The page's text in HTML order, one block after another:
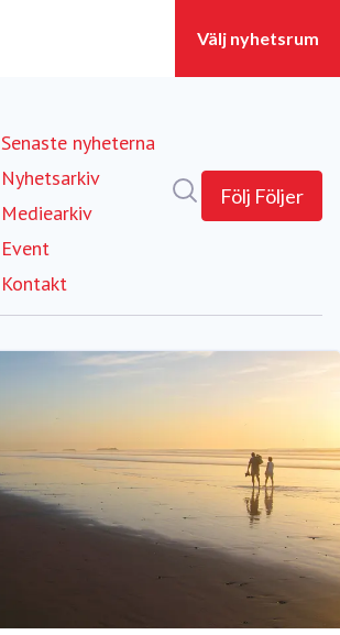
Senaste nyheterna
Nyhetsarkiv
Mediearkiv
Event
Kontakt
Följ Följer